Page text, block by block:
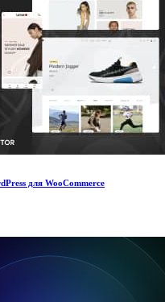
для WooCommerce